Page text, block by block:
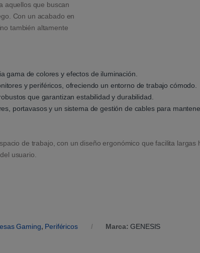
aquellos que buscan
Con un acabado en
también altamente
gama de colores y efectos de iluminación.
y periféricos, ofreciendo un entorno de trabajo cómodo.
que garantizan estabilidad y durabilidad.
portavasos y un sistema de gestión de cables para
de trabajo, con un diseño ergonómico que facilita
usuario.
Gaming, Periféricos Marca:GENESIS